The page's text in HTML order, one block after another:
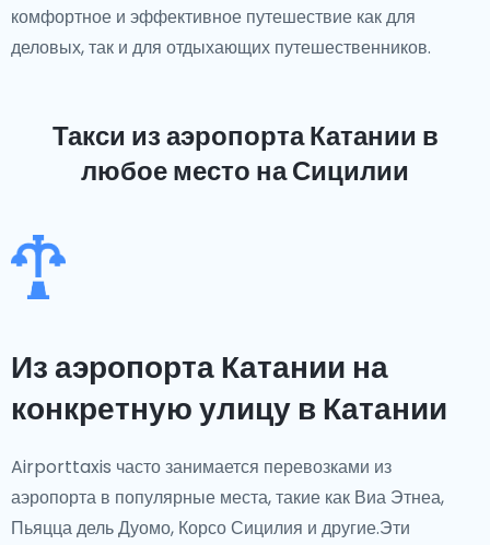
комфортное и эффективное путешествие как для
деловых, так и для отдыхающих путешественников.
Такси из аэропорта Катании в
любое место на Сицилии
Из аэропорта Катании на
конкретную улицу в Катании
Airporttaxis часто занимается перевозками из
аэропорта в популярные места, такие как Виа Этнеа,
Пьяцца дель Дуомо, Корсо Сицилия и другие.Эти